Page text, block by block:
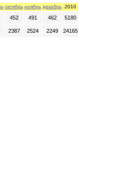
октябрь ноябрь декабрь 2010
452 491 462 5180
2387 2524 2249 24165